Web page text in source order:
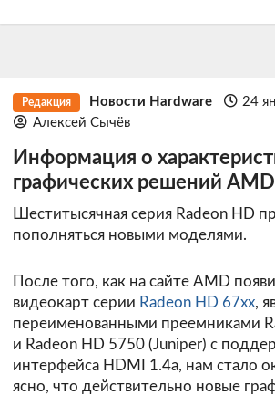
Редакция Новости Hardware
24
Алексей Сычёв
Информация о
графических решений
Шеститысячная серия Radeon HD
пополняться новыми моделями.
После того, как на сайте AMD
видеокарт серии Radeon HD 67xx,
переименованными преемниками
и Radeon HD 5750 (Juniper) с
интерфейса HDMI 1.4a, нам стало
ясно, что действительно новые